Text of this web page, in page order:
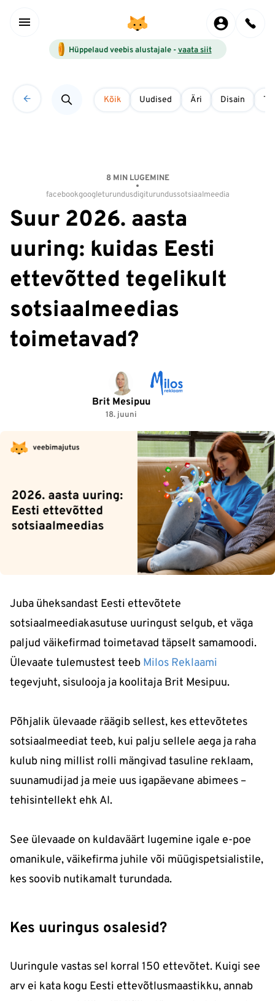
Hüppelaud veebis alustajale -vaata siit
Kõik Uudised Äri Disain
8 MIN LUGEMINE
facebookgoogleturundusdigiturundussotsiaalmeedia
Suur 2026. aasta
uuring: kuidas Eesti
ettevõtted tegelikult
sotsiaalmeedias
toimetavad?
Brit Mesipuu
18. juuni
Juba üheksandast Eesti ettevõtete
sotsiaalmeediakasutuse uuringust selgub, et väga
paljud väikefirmad toimetavad täpselt samamoodi.
Ülevaate tulemustest teeb Milos Reklaami
tegevjuht, sisulooja ja koolitaja Brit Mesipuu.
Põhjalik ülevaade räägib sellest, kes ettevõtetes
sotsiaalmeediat teeb, kui palju sellele aega ja raha
kulub ning millist rolli mängivad tasuline reklaam,
suunamudijad ja meie uus igapäevane abimees –
tehisintellekt ehk AI.
See ülevaade on kuldaväärt lugemine igale e-poe
omanikule, väikefirma juhile või müügispetsialistile,
kes soovib nutikamalt turundada.
Kes uuringus osalesid?
Uuringule vastas sel korral 150 ettevõtet. Kuigi see
arv ei kata kogu Eesti ettevõtlusmaastikku, annab